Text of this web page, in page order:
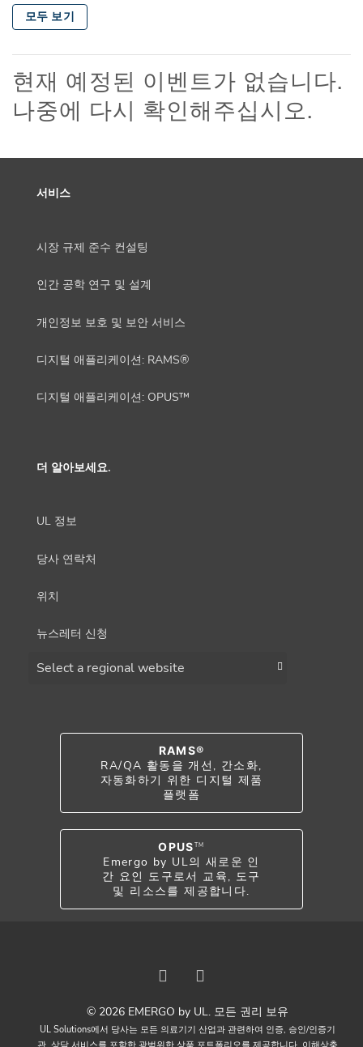
모두 보기
현재 예정된 이벤트가 없습니다.
나중에 다시 확인해주십시오.
서비스
시장 규제 준수 컨설팅
인간 공학 연구 및 설계
개인정보 보호 및 보안 서비스
디지털 애플리케이션: RAMS®
디지털 애플리케이션: OPUS™
더 알아보세요.
UL 정보
당사 연락처
위치
뉴스레터 신청
RAMS®
RA/QA 활동을 개선, 간소화,
자동화하기 위한 디지털 제품
플랫폼
OPUS TM
Emergo by UL의 새로운 인
간 요인 도구로서 교육, 도구
및 리소스를 제공합니다.
© 2026 EMERGO by UL. 모든 권리 보유
UL Solutions에서 당사는 모든 의료기기 산업과 관련하여 인증, 승인/인증기